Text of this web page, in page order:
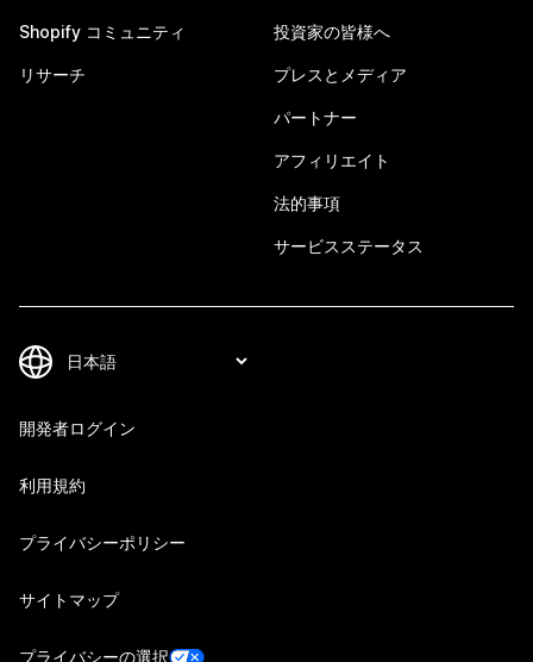
Shopify コミュニティ
リサーチ
投資家の皆様へ
プレスとメディア
パートナー
アフィリエイト
法的事項
サービスステータス
開発者ログイン
利用規約
プライバシーポリシー
サイトマップ
プライバシーの選択